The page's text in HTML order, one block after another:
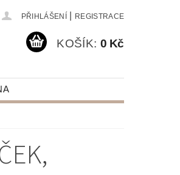
PŘIHLÁŠENÍ REGISTRACE
KOŠÍK: 0 Kč